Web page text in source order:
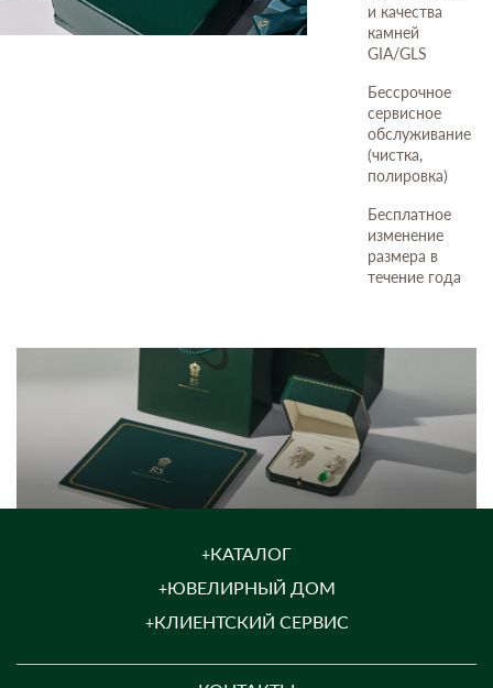
и качества
камней
GIA/GLS
Бессрочное
сервисное
обслуживание
(чистка,
полировка)
Бесплатное
изменение
размера в
течение года
КАТАЛОГ
ЮВЕЛИРНЫЙ ДОМ
КЛИЕНТСКИЙ СЕРВИС